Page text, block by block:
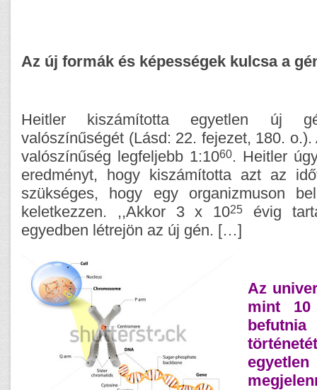
Az új formák és képességek kulcsa a
Heitler kiszámította egyetlen új
valószínűségét (Lásd: 22. fejezet, 180.
valószínűség legfeljebb 1:1060. Heitler
eredményt, hogy kiszámította azt az
szükséges, hogy egy organizmuson
keletkezzen. ,,Akkor 3 x 1025
évig
egyedben létrejön az új gén. […]
Az
mint 10
m